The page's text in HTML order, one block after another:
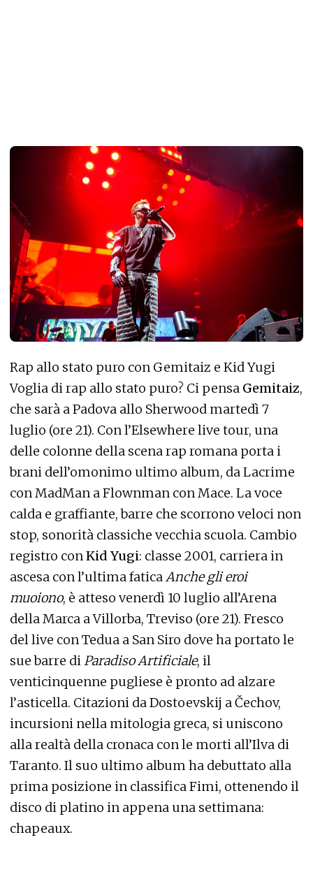
Rap allo stato puro con Gemitaiz e Kid Yugi
Voglia di rap allo stato puro? Ci pensa Gemitaiz,
che sarà a Padova allo Sherwood martedì 7
luglio (ore 21). Con l’Elsewhere live tour, una
delle colonne della scena rap romana porta i
brani dell’omonimo ultimo album, da Lacrime
con MadMan a Flownman con Mace. La voce
calda e graffiante, barre che scorrono veloci non
stop, sonorità classiche vecchia scuola. Cambio
registro conKid Yugi: classe 2001, carriera in
ascesa con l’ultima faticaAnche gli eroi
muoiono, è atteso venerdì 10 luglio all’Arena
della Marca a Villorba, Treviso (ore 21). Fresco
del live con Tedua a San Siro dove ha portato le
sue barre diParadiso Artificiale, il
venticinquenne pugliese è pronto ad alzare
l’asticella. Citazioni da Dostoevskij a Čechov,
incursioni nella mitologia greca, si uniscono
alla realtà della cronaca con le morti all’Ilva di
Taranto. Il suo ultimo album ha debuttato alla
prima posizione in classifica Fimi, ottenendo il
disco di platino in appena una settimana:
chapeaux.